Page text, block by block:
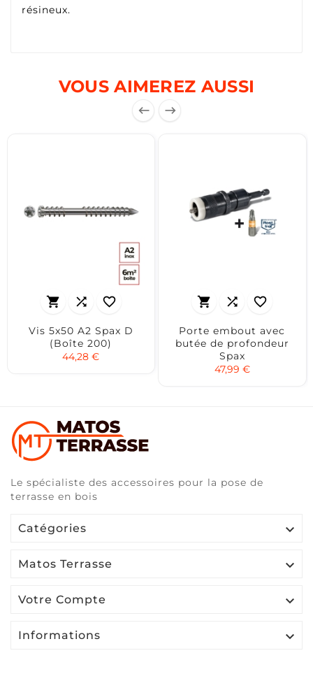
résineux.
VOUS AIMEREZ AUSSI
 
  
Vis 5x50 A2 Spax D
(Boîte 200)
44,28 €
  
Porte embout avec
butée de profondeur
Spax
47,99 €
Le spécialiste des accessoires pour la pose de
terrasse en bois
Catégories 
Matos Terrasse 
Votre Compte 
Informations 